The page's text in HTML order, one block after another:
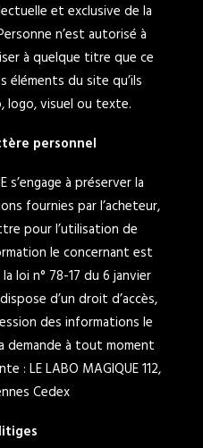
et exclusive de la
n’est autorisé à
à quelque titre que ce
éléments du site qu’ils
visuel ou texte.
personnel
s’engage à préserver la
fournies par l’acheteur,
pour l’utilisation de
le concernant est
loi n° 78-17 du 6 janvier
d’un droit d’accès,
des informations le
demande à tout moment
: LE LABO MAGIQUE 112,
Cedex